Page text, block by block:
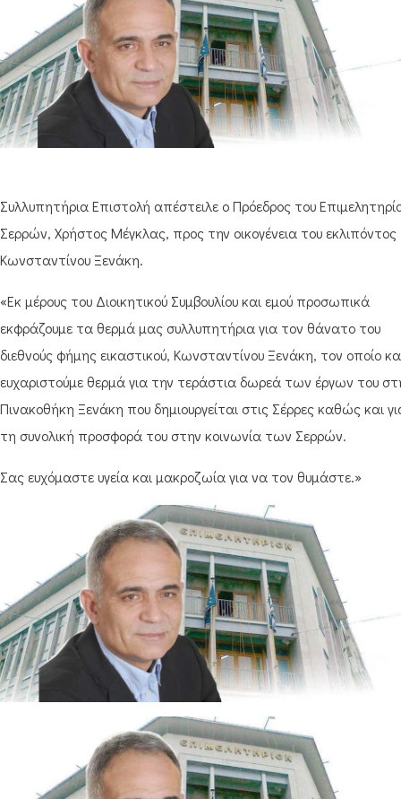
Συλλυπητήρια Επιστολή απέστειλε ο Πρόεδρος του
Σερρών, Χρήστος Μέγκλας, προς την οικογένεια του εκλιπόντος
Κωνσταντίνου Ξενάκη.
«Εκ μέρους του Διοικητικού Συμβουλίου και εμού προσωπικά
εκφράζουμε τα θερμά μας συλλυπητήρια για τον θάνατο του
διεθνούς φήμης εικαστικού, Κωνσταντίνου Ξενάκη, τον οποίο
ευχαριστούμε θερμά για την τεράστια δωρεά των έργων του
Πινακοθήκη Ξενάκη που δημιουργείται στις Σέρρες καθώς και
τη συνολική προσφορά του στην κοινωνία των Σερρών.
Σας ευχόμαστε υγεία και μακροζωία για να τον θυμάστε.»